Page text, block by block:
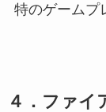
特のゲームプ
４．ファイ